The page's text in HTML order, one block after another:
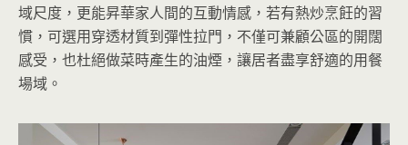
域尺度，更能昇華家人間的互動情感，若有熱炒烹飪的習
慣，可選用穿透材質到彈性拉門，不僅可兼顧公區的開闊
感受，也杜絕做菜時產生的油煙，讓居者盡享舒適的用餐
場域。